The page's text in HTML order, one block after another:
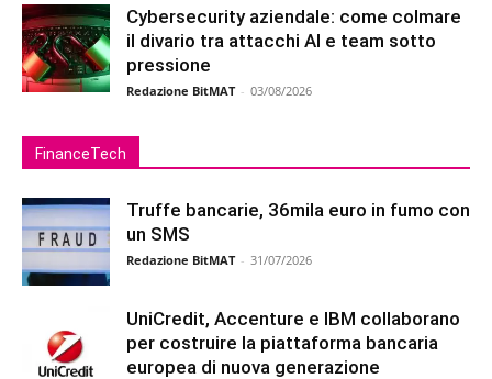
Cybersecurity aziendale: come colmare
il divario tra attacchi AI e team sotto
pressione
Redazione BitMAT - 03/08/2026
FinanceTech
Truffe bancarie, 36mila euro in fumo con
un SMS
Redazione BitMAT - 31/07/2026
UniCredit, Accenture e IBM collaborano
per costruire la piattaforma bancaria
europea di nuova generazione